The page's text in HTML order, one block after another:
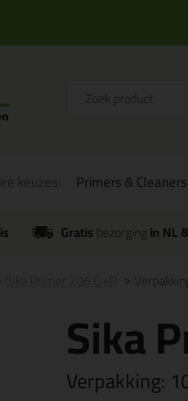
Primers & Cleaners
Gratisbezorgingin NL
Sika
Verpakking: